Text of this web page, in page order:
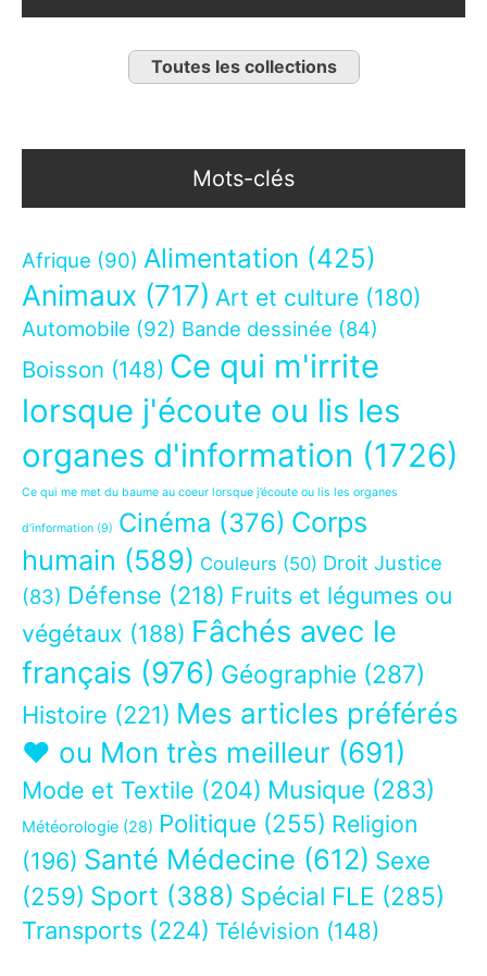
Toutes les collections
Mots-clés
Afrique (90) Alimentation (425)
Animaux (717) Art et culture (180)
Automobile (92) Bande dessinée (84)
Boisson (148) Ce qui m'irrite
lorsque j'écoute ou lis les
organes d'information (1726)
Ce qui me met du baume au coeur lorsque j’écoute ou lis les organes
d’information (9) Cinéma (376) Corps
humain (589) Couleurs (50) Droit Justice
(83) Défense (218) Fruits et légumes ou
végétaux (188) Fâchés avec le
français (976) Géographie (287)
Histoire (221) Mes articles préférés
❤ ou Mon très meilleur (691)
Mode et Textile (204) Musique (283)
Météorologie (28) Politique (255) Religion
(196) Santé Médecine (612) Sexe
(259) Sport (388) Spécial FLE (285)
Transports (224) Télévision (148)